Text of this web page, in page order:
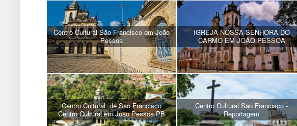
Centro Cultural São Francisco em João
Pessoa
IGREJA NOSSA SENHORA DO
CARMO EM JOÃO PESSOA
Centro Cultural de São Francisco
Centro Cultural em João Pessoa PB
Centro Cultural São Francisco -
Reportagem